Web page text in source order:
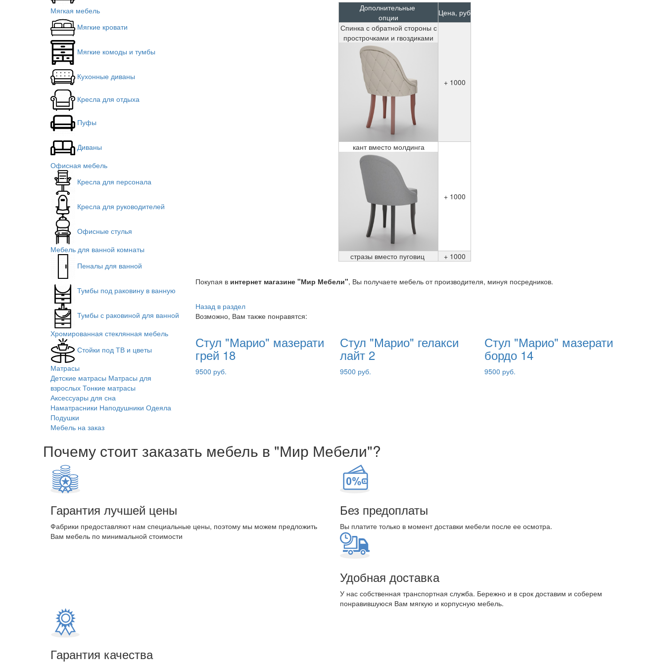
Мягкая мебель
Мягкие кровати
Мягкие комоды и тумбы
Кухонные диваны
Кресла для отдыха
Пуфы
Диваны
Офисная мебель
Кресла для персонала
Кресла для руководителей
Офисные стулья
Мебель для ванной комнаты
Пеналы для ванной
Тумбы под раковину в ванную
Тумбы с раковиной для ванной
Хромированная стеклянная мебель
Стойки под ТВ и цветы
Матрасы
Детские матрасы Матрасы для
взрослых Тонкие матрасы
Аксессуары для сна
Наматрасники Наподушники Одеяла
Подушки
Мебель на заказ
Дополнительные
опции
Цена, руб
Спинка с обратной стороны с
прострочками и гвоздиками
+ 1000
кант вместо молдинга
+ 1000
стразы вместо пуговиц + 1000
Покупая в интернет магазине "Мир Мебели", Вы получаете мебель от производителя, минуя посредников.
Назад в раздел
Возможно, Вам также понравятся:
Стул "Марио" мазерати
грей 18
9500 руб.
Стул "Марио" гелакси
лайт 2
9500 руб.
Стул "Марио" мазерати
бордо 14
9500 руб.
Почему стоит заказать мебель в "Мир Мебели"?
Гарантия лучшей цены
Фабрики предоставляют нам специальные цены, поэтому мы можем предложить
Вам мебель по минимальной стоимости
Без предоплаты
Вы платите только в момент доставки мебели после ее осмотра.
Удобная доставка
У нас собственная транспортная служба. Бережно и в срок доставим и соберем
понравившуюся Вам мягкую и корпусную мебель.
Гарантия качества